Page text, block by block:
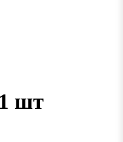
шт